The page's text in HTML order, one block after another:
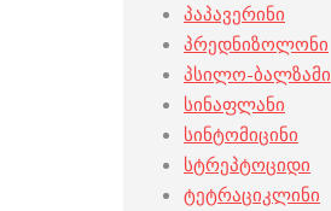
პაპავერინი
პრედნიზოლონი
პსილო-ბალზამი
სინაფლანი
სინტომიცინი
სტრეპტოციდი
ტეტრაციკლინი